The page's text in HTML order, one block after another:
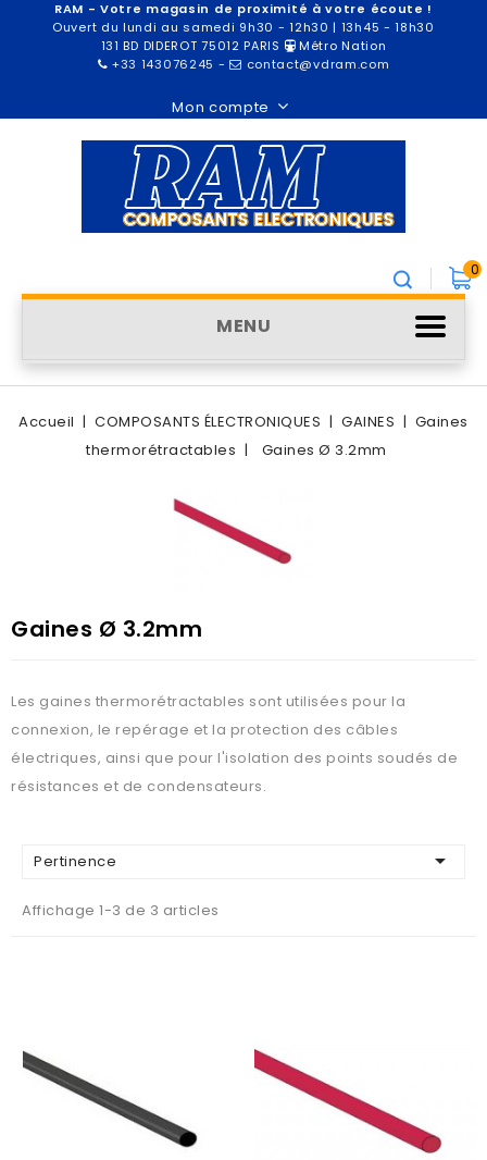
RAM - Votre magasin de proximité à votre écoute !
Ouvert du lundi au samedi 9h30 - 12h30 | 13h45 - 18h30
131 BD DIDEROT 75012 PARIS
Métro Nation
+33 143076245 - contact@vdram.com
Mon compte
0
MENU
Accueil COMPOSANTS ÉLECTRONIQUES GAINES
Gaines
thermorétractables
Gaines Ø 3.2mm
Gaines Ø 3.2mm
Les gaines thermorétractables sont utilisées pour la
connexion, le repérage et la protection des câbles
électriques, ainsi que pour l'isolation des points soudés de
résistances et de condensateurs.
Pertinence 
Affichage 1-3 de 3 articles